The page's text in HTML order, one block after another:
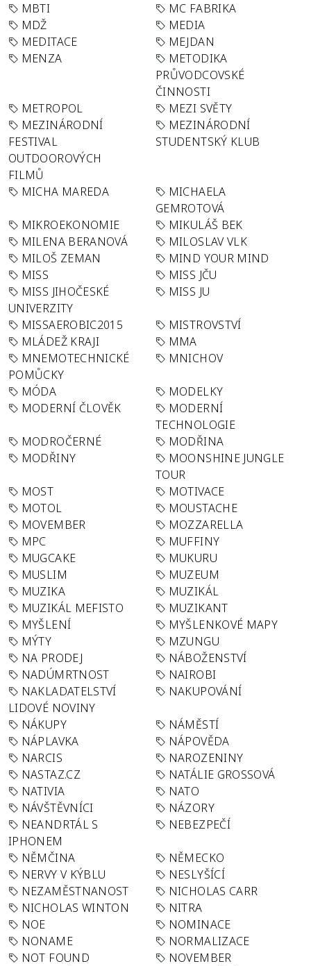
MBTI
MC FABRIKA
MDŽ
MEDIA
MEDITACE
MEJDAN
MENZA
METODIKA
PRŮVODCOVSKÉ
ČINNOSTI
METROPOL
MEZI SVĚTY
MEZINÁRODNÍ
FESTIVAL
OUTDOOROVÝCH
FILMŮ
MEZINÁRODNÍ
STUDENTSKÝ KLUB
MICHA MAREDA
MICHAELA
GEMROTOVÁ
MIKROEKONOMIE
MIKULÁŠ BEK
MILENA BERANOVÁ
MILOSLAV VLK
MILOŠ ZEMAN
MIND YOUR MIND
MISS
MISS JČU
MISS JIHOČESKÉ
UNIVERZITY
MISS JU
MISSAEROBIC2015
MISTROVSTVÍ
MLÁDEŽ KRAJI
MMA
MNEMOTECHNICKÉ
POMŮCKY
MNICHOV
MÓDA
MODELKY
MODERNÍ ČLOVĚK
MODERNÍ
TECHNOLOGIE
MODROČERNÉ
MODŘINA
MODŘINY
MOONSHINE JUNGLE
TOUR
MOST
MOTIVACE
MOTOL
MOUSTACHE
MOVEMBER
MOZZARELLA
MPC
MUFFINY
MUGCAKE
MUKURU
MUSLIM
MUZEUM
MUZIKA
MUZIKÁL
MUZIKÁL MEFISTO
MUZIKANT
MYŠLENÍ
MYŠLENKOVÉ MAPY
MÝTY
MZUNGU
NA PRODEJ
NÁBOŽENSTVÍ
NADÚMRTNOST
NAIROBI
NAKLADATELSTVÍ
LIDOVÉ NOVINY
NAKUPOVÁNÍ
NÁKUPY
NÁMĚSTÍ
NÁPLAVKA
NÁPOVĚDA
NARCIS
NAROZENINY
NASTAZ.CZ
NATÁLIE GROSSOVÁ
NATIVIA
NATO
NÁVŠTĚVNÍCI
NÁZORY
NEANDRTÁL S
IPHONEM
NEBEZPEČÍ
NĚMČINA
NĚMECKO
NERVY V KÝBLU
NESLYŠÍCÍ
NEZAMĚSTNANOST
NICHOLAS CARR
NICHOLAS WINTON
NITRA
NOE
NOMINACE
NONAME
NORMALIZACE
NOT FOUND
NOVEMBER